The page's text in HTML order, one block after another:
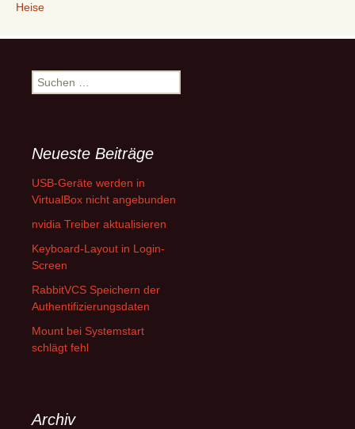
Heise
Suchen
nach:
Neueste Beiträge
USB-Geräte werden in
VirtualBox nicht angebunden
nvidia Treiber aktualisieren
Keyboard-Layout in Login-
Screen
RabbitVCS Speichern der
Authentifizierungsdaten
Mount bei Systemstart
schlägt fehl
Archiv